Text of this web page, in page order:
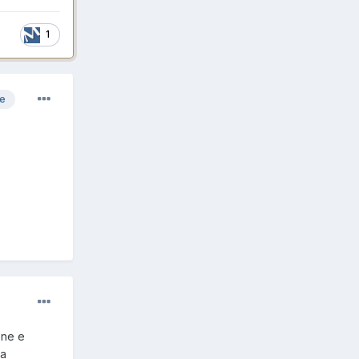
1
e